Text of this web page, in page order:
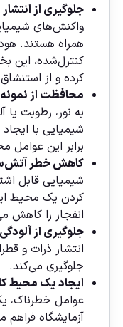
جلوگیری از
واکنش‌های
همراه هستند.
کنترل‌شده، این
کرده و از
محافظت از
به نور، رطوبت
شیمیایی با
برابر این
کاهش خطر
شیمیایی قابل
کردن یک محیط
انفجار را کاهش
جلوگیری از
انتشار ذرات و
جلوگیری می‌کند.
ایجاد یک محیط
عوامل خطرناک،
آزمایشگاه فراهم